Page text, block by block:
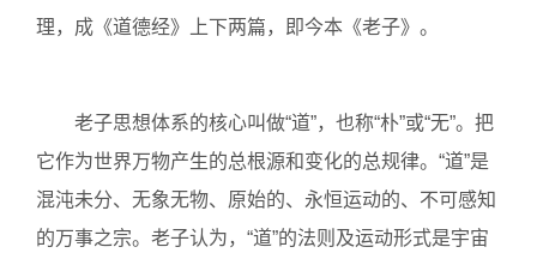
理，成《道德经》上下两篇，即今本《老子》。
老子思想体系的核心叫做“道”，也称“朴”或“无”。把
它作为世界万物产生的总根源和变化的总规律。“道”是
混沌未分、无象无物、原始的、永恒运动的、不可感知
的万事之宗。老子认为，“道”的法则及运动形式是宇宙